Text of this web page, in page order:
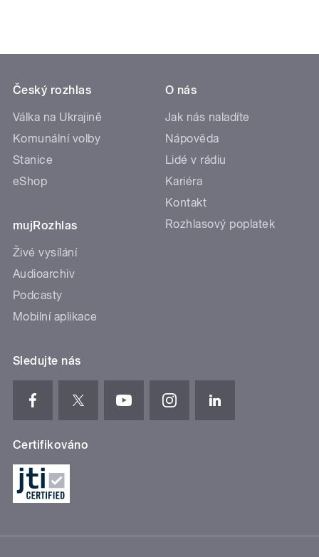
Český rozhlas
Válka na Ukrajině
Komunální volby
Stanice
eShop
mujRozhlas
Živé vysílání
Audioarchiv
Podcasty
Mobilní aplikace
O nás
Jak nás naladíte
Nápověda
Lidé v rádiu
Kariéra
Kontakt
Rozhlasový poplatek
Sledujte nás
Certifikováno